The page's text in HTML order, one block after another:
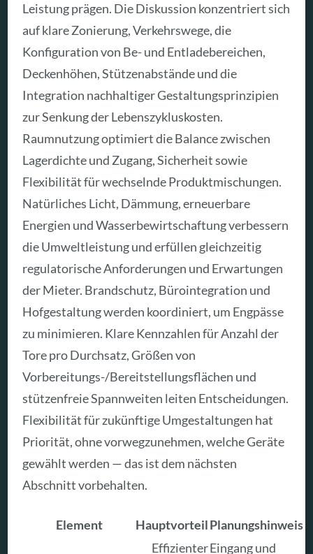
Leistung prägen. Die Diskussion konzentriert sich
auf klare Zonierung, Verkehrswege, die
Konfiguration von Be- und Entladebereichen,
Deckenhöhen, Stützenabstände und die
Integration nachhaltiger Gestaltungsprinzipien
zur Senkung der Lebenszykluskosten.
Raumnutzung optimiert die Balance zwischen
Lagerdichte und Zugang, Sicherheit sowie
Flexibilität für wechselnde Produktmischungen.
Natürliches Licht, Dämmung, erneuerbare
Energien und Wasserbewirtschaftung verbessern
die Umweltleistung und erfüllen gleichzeitig
regulatorische Anforderungen und Erwartungen
der Mieter. Brandschutz, Bürointegration und
Hofgestaltung werden koordiniert, um Engpässe
zu minimieren. Klare Kennzahlen für Anzahl der
Tore pro Durchsatz, Größen von
Vorbereitungs-/Bereitstellungsflächen und
stützenfreie Spannweiten leiten Entscheidungen.
Flexibilität für zukünftige Umgestaltungen hat
Priorität, ohne vorwegzunehmen, welche Geräte
gewählt werden — das ist dem nächsten
Abschnitt vorbehalten.
Element HauptvorteilPlanungshinweis
EffizienterEingang und